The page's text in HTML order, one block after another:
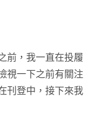
前，我一直在投履
視一下之前有關注
刊登中，接下來我